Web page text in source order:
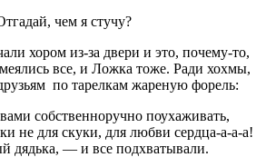
чем я стучу?
из-за двери и это, почему-то,
все, и Ложка тоже. Ради хохмы,
по тарелкам жареную форель:
собственноручно поухаживать,
не для скуки, для любви сердца-а-а-а!
дядька, — и все подхватывали.